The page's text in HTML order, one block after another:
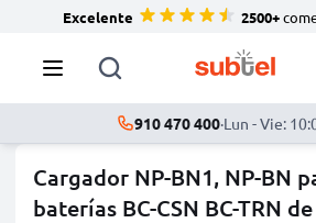
Excelente 2500+
910 470 400·Lun - Vie:
Cargador NP-BN1, NP-BN
baterías BC-CSN BC-TRN